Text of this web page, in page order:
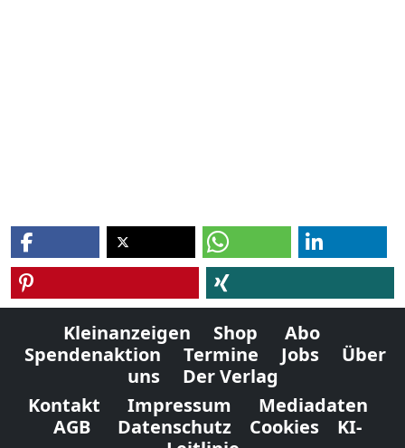
Kleinanzeigen Shop
Abo
Spendenaktion
Termine Jobs
Über
uns
Der Verlag
Kontakt
Impressum
Mediadaten
AGB
Datenschutz Cookies
KI-